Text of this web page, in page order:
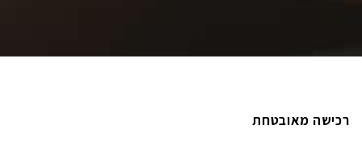
רכישה מאובטחת